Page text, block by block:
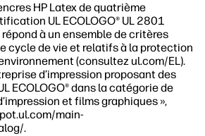
HP Latex de quatrième
UL ECOLOGO® UL 2801
répond à un ensemble de critères
cycle de vie et relatifs à la protection
(consultez ul.com/EL).
d’impression proposant des
ECOLOGO® dans la catégorie de
et films graphiques »,
main-
.